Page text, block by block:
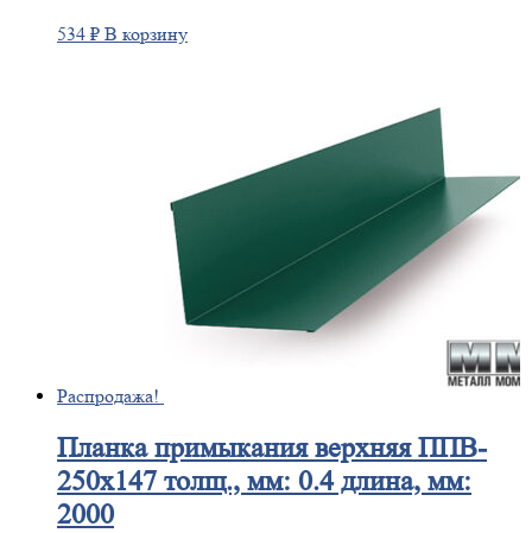
534 ₽ В корзину
Распродажа!
Планкапримыкания верхняя ППВ-
250х147 толщ., мм: 0.4 длина, мм:
2000